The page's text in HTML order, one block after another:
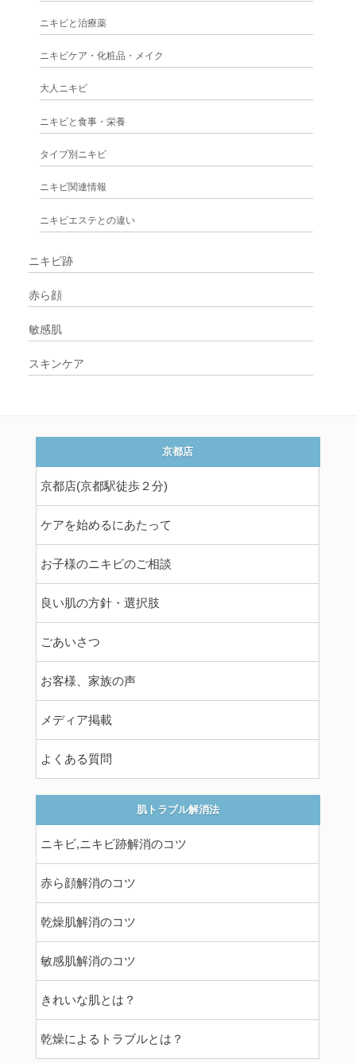
ニキビと治療薬
ニキビケア・化粧品・メイク
大人ニキビ
ニキビと食事・栄養
タイプ別ニキビ
ニキビ関連情報
ニキビエステとの違い
ニキビ跡
赤ら顔
敏感肌
スキンケア
京都店
京都店(京都駅徒歩２分)
ケアを始めるにあたって
お子様のニキビのご相談
良い肌の方針・選択肢
ごあいさつ
お客様、家族の声
メディア掲載
よくある質問
肌トラブル解消法
ニキビ,ニキビ跡解消のコツ
赤ら顔解消のコツ
乾燥肌解消のコツ
敏感肌解消のコツ
きれいな肌とは？
乾燥によるトラブルとは？